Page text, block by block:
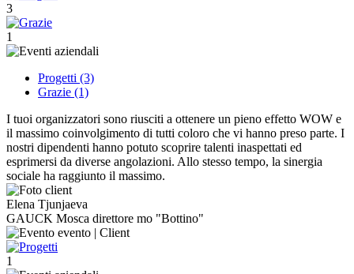
3
1
Progetti (3)
Grazie (1)
I tuoi organizzatori sono riusciti a ottenere un pieno effetto WOW e
il massimo coinvolgimento di tutti coloro che vi hanno preso parte. I
nostri dipendenti hanno potuto scoprire talenti inaspettati ed
esprimersi da diverse angolazioni. Allo stesso tempo, la sinergia
sociale ha raggiunto il massimo.
Elena Tjunjaeva
GAUCK Mosca direttore mo "Bottino"
1